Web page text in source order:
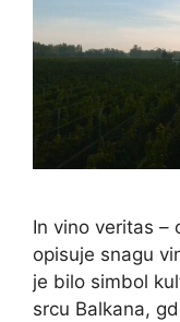
In vino veritas –
opisuje snagu
je bilo simbol
srcu Balkana,